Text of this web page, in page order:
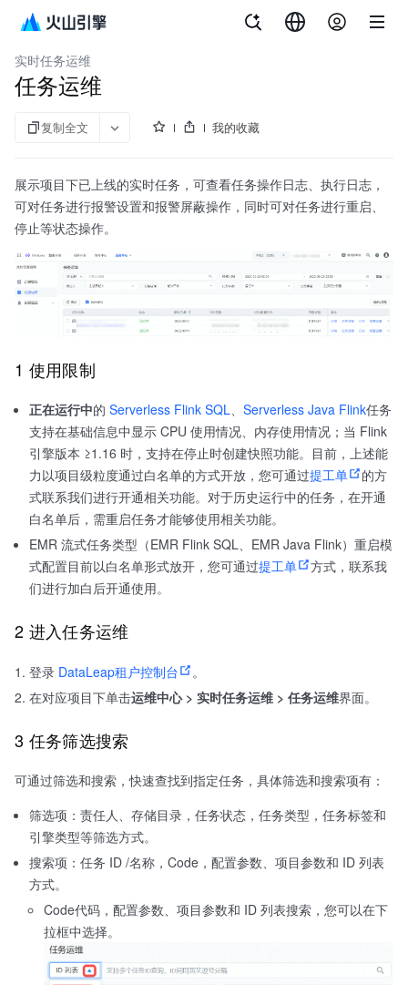
大数据研发治理套件
实时任务运维
任务运维
复制全文 我的收藏
展示项目下已上线的实时任务，可查看任务操作日志、执行日志，
可对任务进行报警设置和报警屏蔽操作，同时可对任务进行重启、
停止等状态操作。
1 使用限制
正在运行中的 Serverless Flink SQL、 Serverless Java Flink任务
支持在基础信息中显示 CPU 使用情况、内存使用情况；当 Flink
引擎版本 ≥1.16 时，支持在停止时创建快照功能。目前，上述能
力以项目级粒度通过白名单的方式开放，您可通过提工单
的方
式联系我们进行开通相关功能。对于历史运行中的任务，在开通
白名单后，需重启任务才能够使用相关功能。
EMR 流式任务类型（EMR Flink SQL、EMR Java Flink）重启模
式配置目前以白名单形式放开，您可通过提工单
方式，联系我
们进行加白后开通使用。
2 进入任务运维
登录 DataLeap租户控制台
。
在对应项目下单击运维中心 > 实时任务运维 > 任务运维界面。
3 任务筛选搜索
可通过筛选和搜索，快速查找到指定任务，具体筛选和搜索项有：
筛选项：责任人、存储目录，任务状态，任务类型，任务标签和
引擎类型等筛选方式。
搜索项：任务 ID /名称，Code，配置参数、项目参数和 ID 列表
方式。
Code代码，配置参数、项目参数和 ID 列表搜索，您可以在下
拉框中选择。